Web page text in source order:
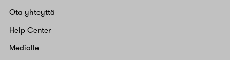
Ota yhteyttä
Help Center
Medialle